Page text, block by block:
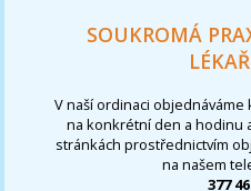
SOUKROMÁ
V naší ordinaci
na konkrétní den a hodinu
stránkách prostřednictvím
na našem
377